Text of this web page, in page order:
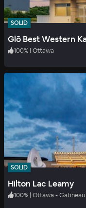
SOLID
Glō Best Western
100% | Ottawa
SOLID
Hilton Lac Leamy
100% | Ottawa - Gatineau